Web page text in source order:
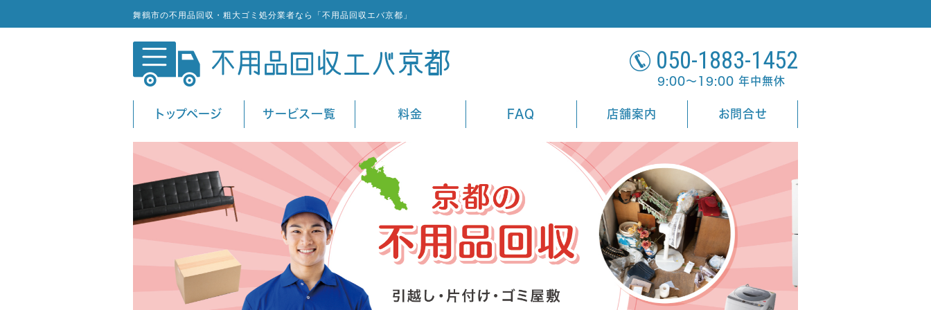
舞鶴市の不用品回収・粗大ゴミ処分業者なら「不用品回収エバ京都」
050-1883-1452
9:00～19:00 年中無休
トップページ サービス一覧 料金 FAQ 店舗案内 お問合せ